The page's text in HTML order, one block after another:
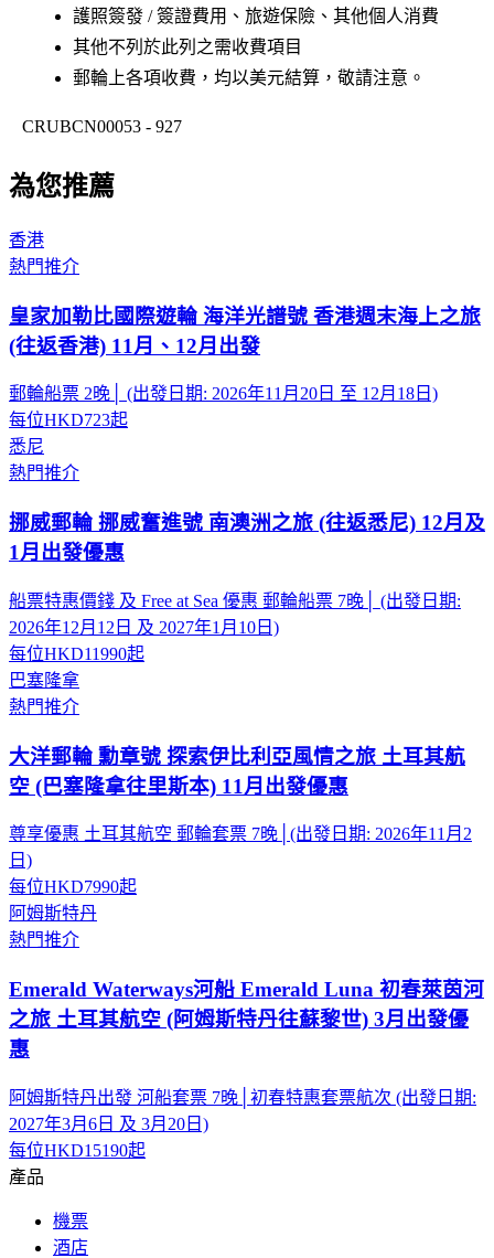
護照簽發 / 簽證費用、旅遊保險、其他個人消費
其他不列於此列之需收費項目
郵輪上各項收費，均以美元結算，敬請注意。
CRUBCN00053 - 927
為您推薦
香港
熱門推介
皇家加勒比國際遊輪 海洋光譜號 香港週末海上之旅
(往返香港) 11月、12月出發
郵輪船票 2晚│ (出發日期: 2026年11月20日 至 12月18日)
每位HKD723起
悉尼
熱門推介
挪威郵輪 挪威奮進號 南澳洲之旅 (往返悉尼) 12月及
1月出發優惠
船票特惠價錢 及 Free at Sea 優惠 郵輪船票 7晚│ (出發日期:
2026年12月12日 及 2027年1月10日)
每位HKD11990起
巴塞隆拿
熱門推介
大洋郵輪 勳章號 探索伊比利亞風情之旅 土耳其航
空 (巴塞隆拿往里斯本) 11月出發優惠
尊享優惠 土耳其航空 郵輪套票 7晚│(出發日期: 2026年11月2
日)
每位HKD7990起
阿姆斯特丹
熱門推介
Emerald Waterways河船 Emerald Luna 初春萊茵河
之旅 土耳其航空 (阿姆斯特丹往蘇黎世) 3月出發優
惠
阿姆斯特丹出發 河船套票 7晚│初春特惠套票航次 (出發日期:
2027年3月6日 及 3月20日)
每位HKD15190起
產品
機票
酒店